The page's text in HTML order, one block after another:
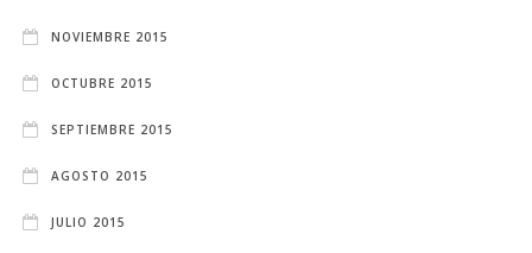
NOVIEMBRE 2015
OCTUBRE 2015
SEPTIEMBRE 2015
AGOSTO 2015
JULIO 2015